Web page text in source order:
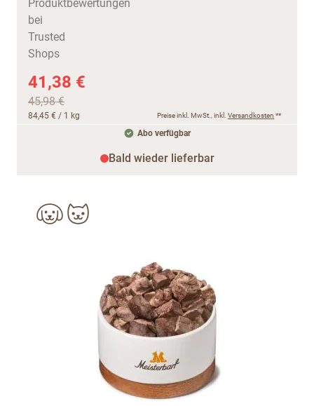
41,38 €
45,98 €
84,45 € / 1 kg Preise inkl. MwSt., inkl. Versandkosten **
Abo verfügbar
Bald wieder lieferbar